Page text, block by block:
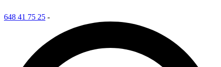
648 41 75 25 -